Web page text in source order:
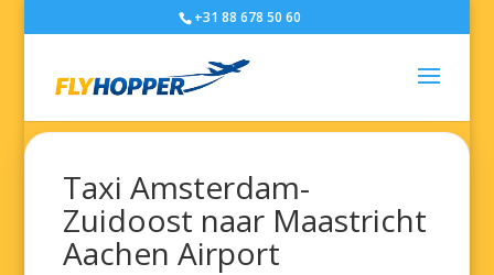
+31 88 678 50 60
Taxi Amsterdam-
Zuidoost naar Maastricht
Aachen Airport